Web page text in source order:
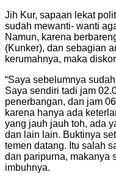
Jih Kur, sapaan lekat
sudah mewanti- wanti
Namun, karena
(Kunker), dan sebagian
kerumahnya, maka
“Saya sebelumnya
Saya sendiri tadi jam
penerbangan, dan jam
karena hanya ada
yang jauh jauh toh, ada
dan lain lain. Buktinya
temen datang. Itu salah
dan paripurna, makanya
imbuhnya.